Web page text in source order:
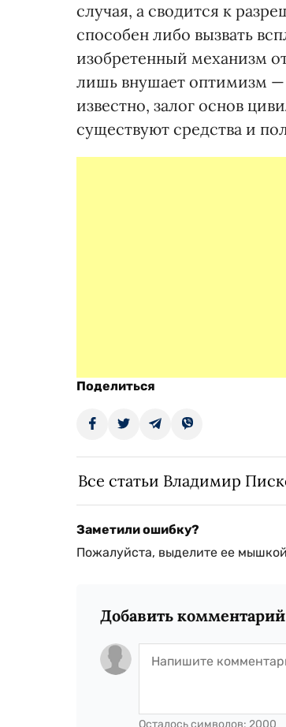
случая, а сводится к
способен либо вызвать
изобретенный механизм
лишь внушает оптимизм —
известно, залог основ
существуют средства и
Поделиться
Все статьи Владимир
Заметили ошибку?
Пожалуйста, выделите ее
Добавить комментарий
Осталось символов: 2000